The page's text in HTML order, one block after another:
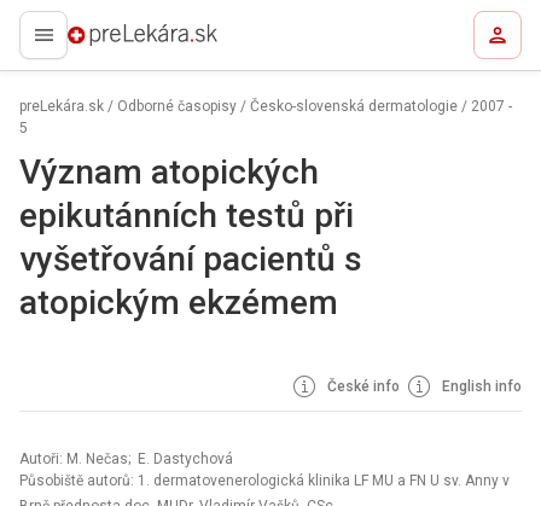
preLekára.sk
preLekára.sk / Odborné časopisy / Česko-slovenská dermatologie / 2007 -
5
Význam atopických
epikutánních testů při
vyšetřování pacientů s
atopickým ekzémem
České info English info
Autoři: M. Nečas; E. Dastychová
Působiště autorů: 1. dermatovenerologická klinika LF MU a FN U sv. Anny v